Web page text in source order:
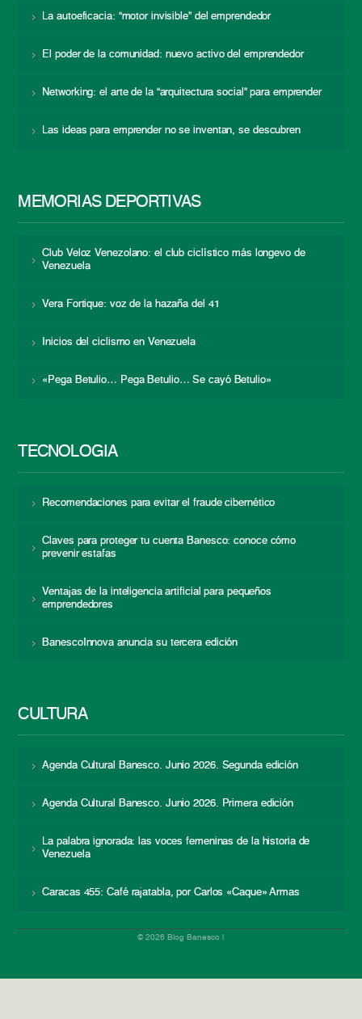
La autoeficacia: “motor invisible” del emprendedor
El poder de la comunidad: nuevo activo del emprendedor
Networking: el arte de la “arquitectura social” para emprender
Las ideas para emprender no se inventan, se descubren
MEMORIAS DEPORTIVAS
Club Veloz Venezolano: el club ciclístico más longevo de
Venezuela
Vera Fortique: voz de la hazaña del 41
Inicios del ciclismo en Venezuela
«Pega Betulio… Pega Betulio… Se cayó Betulio»
TECNOLOGÍA
Recomendaciones para evitar el fraude cibernético
Claves para proteger tu cuenta Banesco: conoce cómo
prevenir estafas
Ventajas de la inteligencia artificial para pequeños
emprendedores
BanescoInnova anuncia su tercera edición
CULTURA
Agenda Cultural Banesco. Junio 2026. Segunda edición
Agenda Cultural Banesco. Junio 2026. Primera edición
La palabra ignorada: las voces femeninas de la historia de
Venezuela
Caracas 455: Café rajatabla, por Carlos «Caque» Armas
© 2026 Blog Banesco |